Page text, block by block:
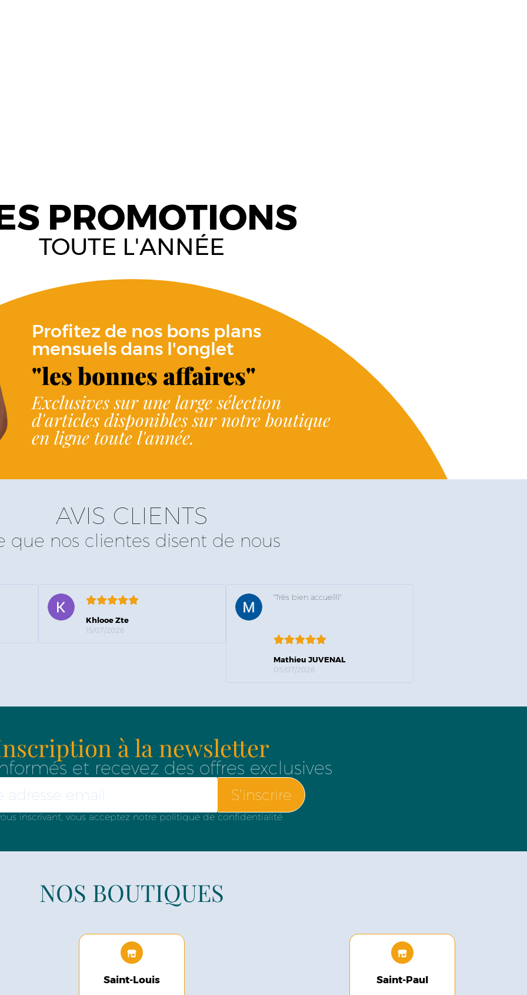
PROMOTIONS
TOUTE L'ANNÉE
Profitez de nos bons plans
mensuels dans l'onglet
"les bonnes affaires"
Exclusives sur une large sélection
d'articles disponibles sur notre boutique
en ligne toute l'année.
AVIS CLIENTS
que nos clientes disent de nous
Khlooe Zte
15/07/2026
"Très bien accueilli"
Mathieu JUVENAL
05/07/2026
à la newsletter
et recevez des offres exclusives
S'inscrire
inscrivant, vous acceptez notre politique de confidentialité
NOS BOUTIQUES
Saint-Louis Saint-Paul